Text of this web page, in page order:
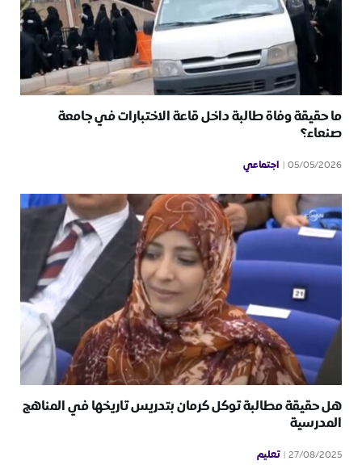
ما حقيقة وفاة طالبة داخل قاعة الاختبارات في جامعة
صنعاء؟
05/05/2026 اجتماعي
هل حقيقة مطالبة توكل كرمان بتدريس تاريخها في المناهج
المدرسية
27/08/2025 تعليم